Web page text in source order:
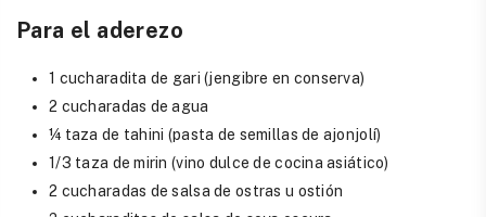
Para el aderezo
1 cucharadita de gari (jengibre en conserva)
2 cucharadas de agua
¼ taza de tahini (pasta de semillas de ajonjolí)
1/3 taza de mirin (vino dulce de cocina asiático)
2 cucharadas de salsa de ostras u ostión